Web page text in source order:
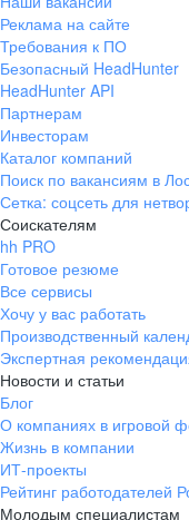
Реклама на сайте
Требования к ПО
Безопасный HeadHunter
HeadHunter API
Партнерам
Инвесторам
Каталог компаний
Поиск по вакансиям в
Сетка: соцсеть для
Соискателям
hh PRO
Готовое резюме
Все сервисы
Хочу у вас работать
Производственный
Экспертная
Новости и статьи
Блог
О компаниях в игровой
Жизнь в компании
ИТ-проекты
Рейтинг работодателей
Молодым специалистам